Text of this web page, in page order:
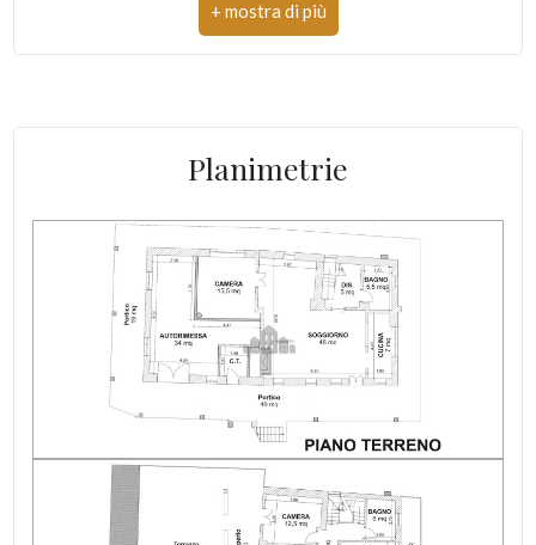
CAP: 10081
Totale mq: 186 mq
Camere: 6
Bagni: 3
Locali: 8
Stato conservazione: Ottimo
Numero posti auto scoperti: 10
Numero posti auto coperti: 5
Piano: Edificio
Planimetrie